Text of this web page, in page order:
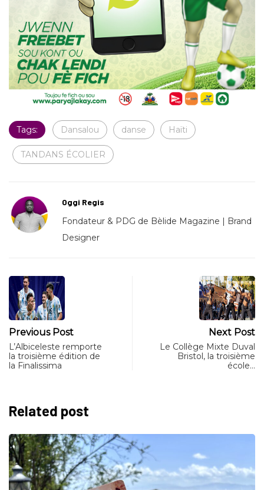
Tags: Dansalou danse Haïti
TANDANS ÉCOLIER
Oggi Regis
Fondateur & PDG de Bèlide Magazine | Brand
Designer
Previous Post
L’Albiceleste remporte
la troisième édition de
la Finalissima
Next Post
Le Collège Mixte Duval
Bristol, la troisième
école…
Related post